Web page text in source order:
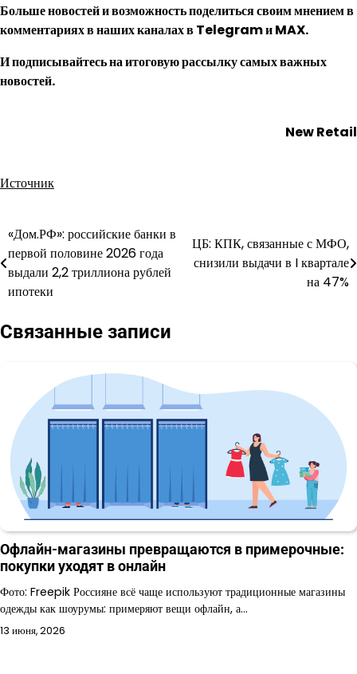
Больше новостей и возможность поделиться своим мнением в
комментариях в наших каналах вTelegramиMAX.
Иподписывайтесьна итоговую рассылку самых важных
новостей.
New Retail
Источник
Навигация
по
записям
«Дом.РФ»: российские банки в
первой половине 2026 года
выдали 2,2 триллиона рублей
ипотеки
ЦБ: КПК, связанные с МФО,
снизили выдачи в I квартале
на 47%
Связанные записи
Офлайн-магазины превращаются в примерочные:
покупки уходят в онлайн
Фото: Freepik Россияне всё чаще используют традиционные магазины
одежды как шоурумы: примеряют вещи офлайн, а…
13 июня, 2026